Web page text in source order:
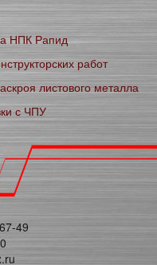
НПК Рапид
работ
листового металла
с ЧПУ
49